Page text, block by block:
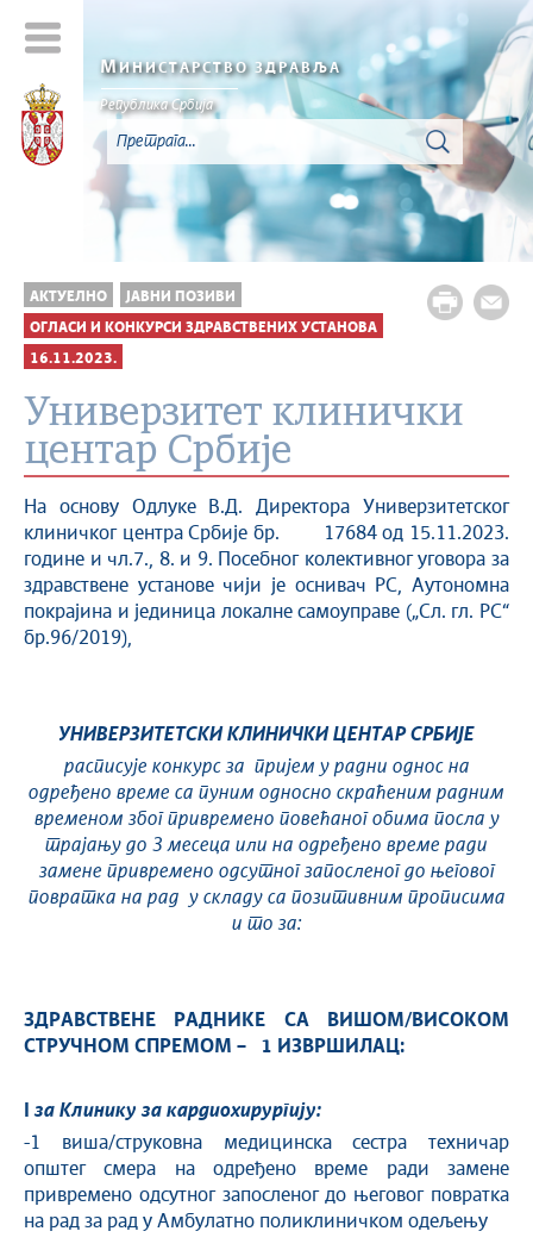
МИНИСТАРСТВО ЗДРАВЉА
Република Србија
АКТУЕЛНО ЈАВНИ ПОЗИВИ
ОГЛАСИ И КОНКУРСИ ЗДРАВСТВЕНИХ УСТАНОВА
16.11.2023.
Универзитет клинички
центар Србије
На основу Одлуке В.Д. Директора Универзитетског
клиничког центра Србије бр. 17684 од 15.11.2023.
године и чл.7., 8. и 9. Посебног колективног уговора за
здравствене установе чији је оснивач РС, Aутономна
покрајина и јединица локалне самоуправе („Сл. гл. РС“
бр.96/2019),
УНИВЕРЗИТЕТСКИ КЛИНИЧКИ ЦЕНТАР СРБИЈЕ
расписује конкурс за пријем у радни однос на
одређено време са пуним односно скраћеним радним
временом због привремено повећаног обима посла у
трајању до 3 месеца или на одређено време ради
замене привремено одсутног запосленог до његовог
повратка на рад у складу са позитивним прописима
и то за:
ЗДРАВСТВЕНЕ РАДНИКЕ СА ВИШОМ/ВИСОКОМ
СТРУЧНОМ СПРЕМОМ – 1 ИЗВРШИЛАЦ:
Iза Клинику за кардиохирургију:
-1 виша/струковна медицинска сестра техничар
општег смера на одређено време ради замене
привремено одсутног запосленог до његовог повратка
на рад за рад у Амбулатно поликлиничком одељењу